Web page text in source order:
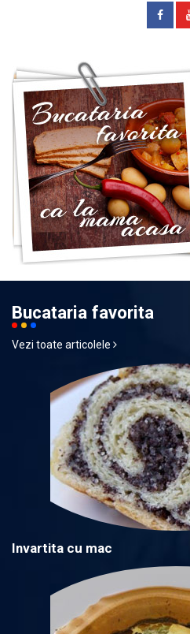
Bucataria favorita
Vezi toate articolele
Invartita cu mac